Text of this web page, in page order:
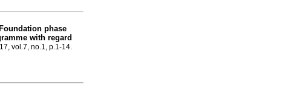
Foundation phase
with regard
vol.7, no.1, p.1-14.